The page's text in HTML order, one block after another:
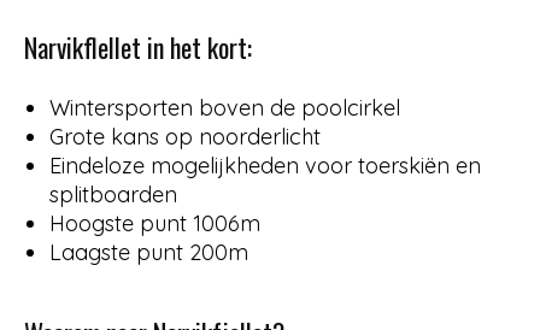
Narvikflellet in het kort:
Wintersporten boven de poolcirkel
Grote kans op noorderlicht
Eindeloze mogelijkheden voor toerskiën en
splitboarden
Hoogste punt 1006m
Laagste punt 200m